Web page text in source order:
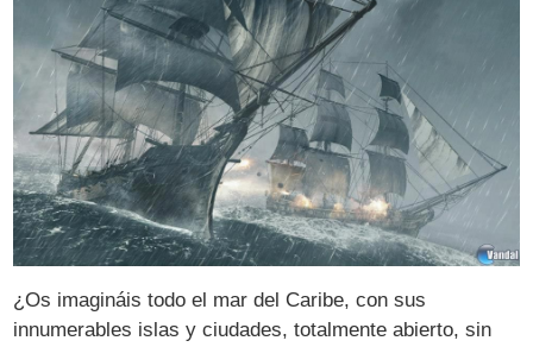
¿Os imagináis todo el mar del Caribe, con sus
innumerables islas y ciudades, totalmente abierto, sin